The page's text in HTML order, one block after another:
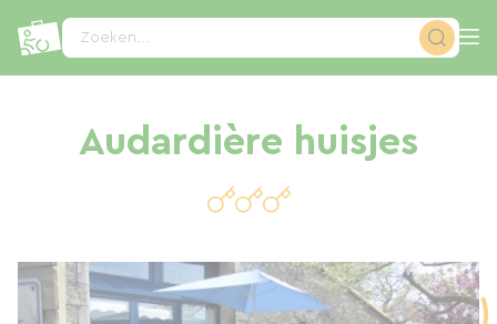
Zoeken...
Audardière huisjes
Cookies beheer paneel